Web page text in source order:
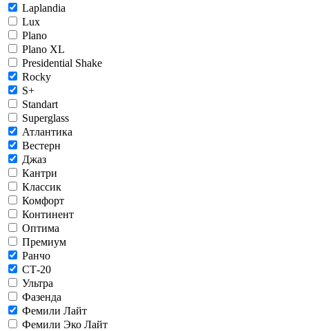
Laplandia
Lux
Plano
Plano XL
Presidential Shake
Rocky
S+
Standart
Superglass
Атлантика
Вестерн
Джаз
Кантри
Классик
Комфорт
Континент
Оптима
Премиум
Ранчо
СТ-20
Ультра
Фазенда
Фемили Лайт
Фемили Эко Лайт